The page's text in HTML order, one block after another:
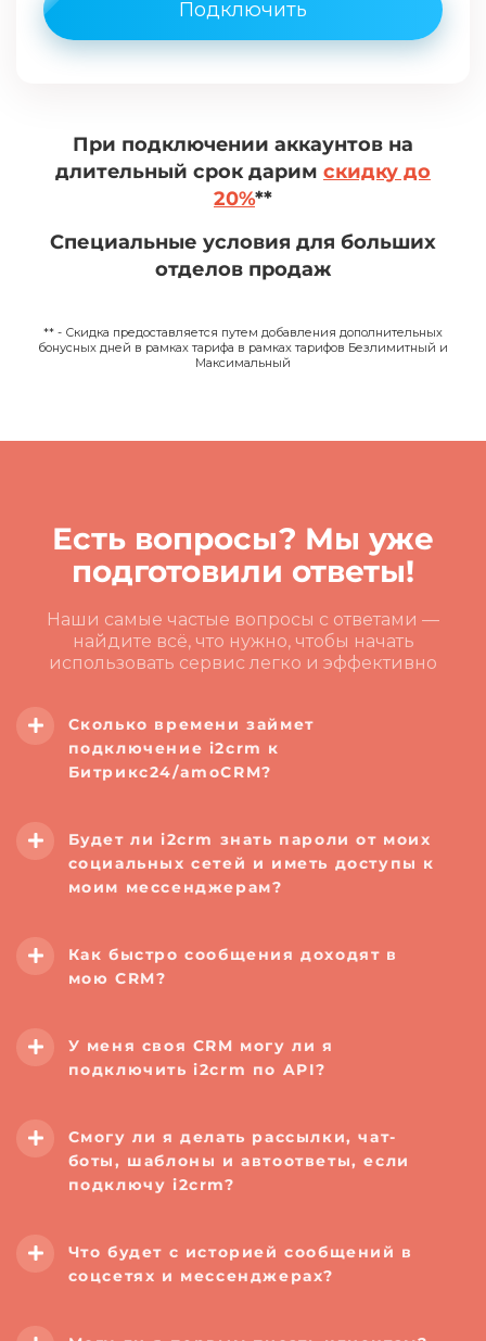
Подключить
При подключении аккаунтов на
длительный срок дарим скидку до
20%**
Специальные условия для больших
отделов продаж
** - Скидка предоставляется путем добавления дополнительных
бонусных дней в рамках тарифа в рамках тарифов Безлимитный и
Максимальный
Есть вопросы? Мы уже
подготовили ответы!
Наши самые частые вопросы с ответами —
найдите всё, что нужно, чтобы начать
использовать сервис легко и эффективно
Сколько времени займет
подключение i2crm к
Битрикс24/amoCRM?
Будет ли i2crm знать пароли от моих
социальных сетей и иметь доступы к
моим мессенджерам?
Как быстро сообщения доходят в
мою CRM?
У меня своя CRM могу ли я
подключить i2crm по API?
Смогу ли я делать рассылки, чат-
боты, шаблоны и автоответы, если
подключу i2crm?
Что будет с историей сообщений в
соцсетях и мессенджерах?